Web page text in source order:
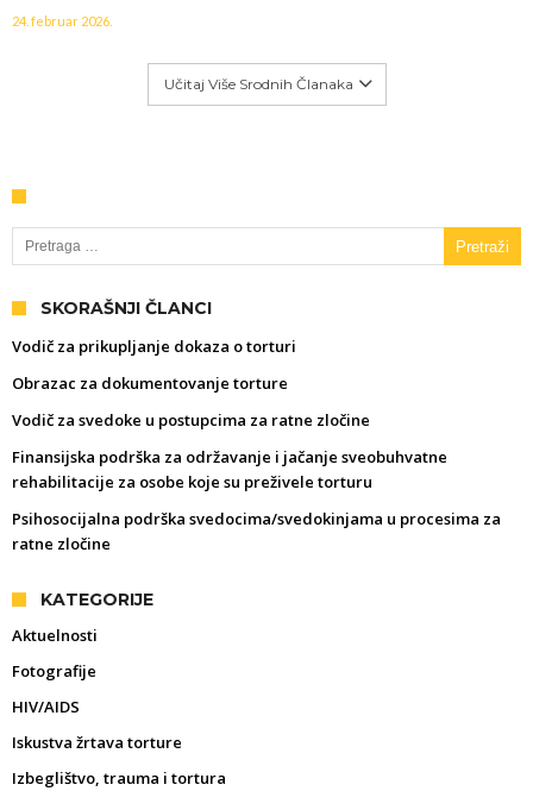
24. februar 2026.
Učitaj Više Srodnih Članaka
Pretraga za:
SKORAŠNJI ČLANCI
Vodič za prikupljanje dokaza o torturi
Obrazac za dokumentovanje torture
Vodič za svedoke u postupcima za ratne zločine
Finansijska podrška za održavanje i jačanje sveobuhvatne
rehabilitacije za osobe koje su preživele torturu
Psihosocijalna podrška svedocima/svedokinjama u procesima za
ratne zločine
KATEGORIJE
Aktuelnosti
Fotografije
HIV/AIDS
Iskustva žrtava torture
Izbeglištvo, trauma i tortura